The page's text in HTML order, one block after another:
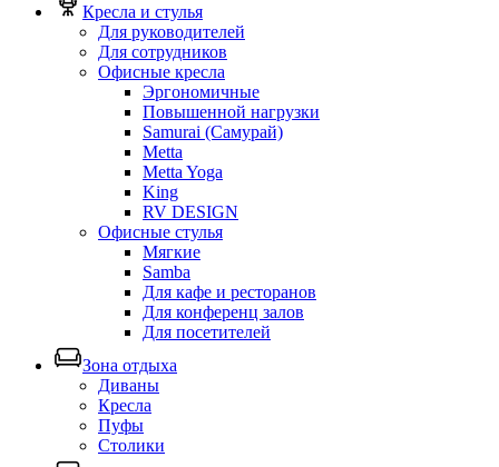
Кресла и стулья
Для руководителей
Для сотрудников
Офисные кресла
Эргономичные
Повышенной нагрузки
Samurai (Самурай)
Metta
Metta Yoga
King
RV DESIGN
Офисные стулья
Мягкие
Samba
Для кафе и ресторанов
Для конференц залов
Для посетителей
Зона отдыха
Диваны
Кресла
Пуфы
Столики